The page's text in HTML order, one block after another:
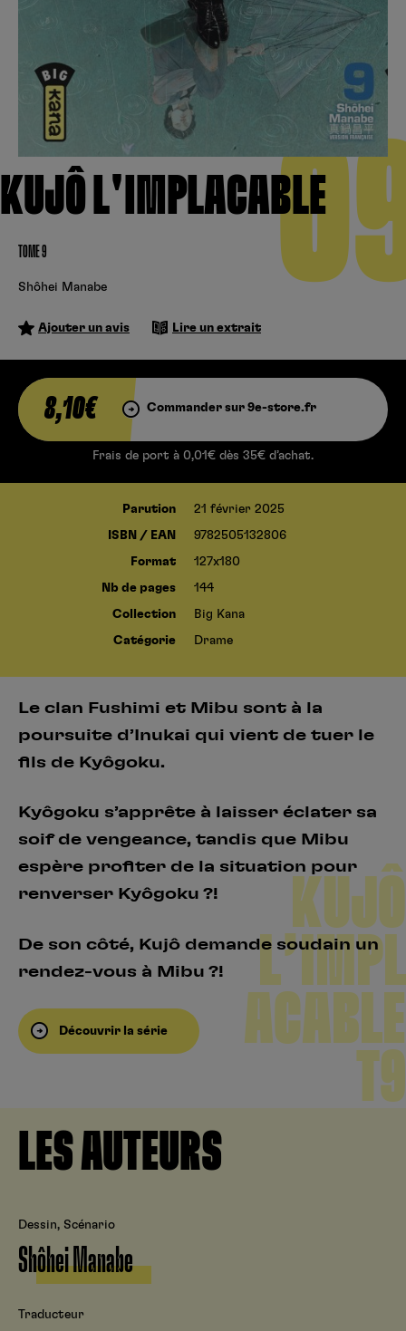
KUJÔ L'IMPLACABLE
TOME 9
Shôhei Manabe
Ajouter un avis Lire un extrait
8,10€ Commander sur 9e-store.fr
Frais de port à 0,01€ dès 35€ d’achat.
Parution 21 février 2025
ISBN / EAN 9782505132806
Format 127x180
Nb de pages 144
Collection Big Kana
Catégorie Drame
Le clan Fushimi et Mibu sont à la
poursuite d’Inukai qui vient de tuer le
fils de Kyôgoku.
Kyôgoku s’apprête à laisser éclater sa
soif de vengeance, tandis que Mibu
espère profiter de la situation pour
renverser Kyôgoku ?!
De son côté, Kujô demande soudain un
rendez-vous à Mibu ?!
Découvrir la série
KUJÔ
L’IMPL
ACABLE
T9
LES AUTEURS
Dessin, Scénario
Shôhei Manabe
Traducteur
Se connecter S’inscrire
Hunter x Hunter
Fire Force
Black Butler